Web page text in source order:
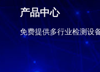
产品中心
免费提供多行业检测设